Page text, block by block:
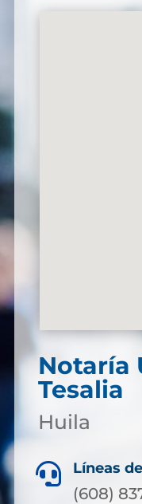
Notaría
Tesalia
Huila
 Líneas
(608)